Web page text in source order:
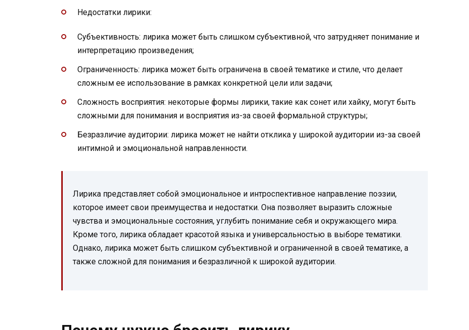
Недостатки лирики:
Субъективность: лирика может быть слишком субъективной, что затрудняет понимание и
интерпретацию произведения;
Ограниченность: лирика может быть ограничена в своей тематике и стиле, что делает
сложным ее использование в рамках конкретной цели или задачи;
Сложность восприятия: некоторые формы лирики, такие как сонет или хайку, могут быть
сложными для понимания и восприятия из-за своей формальной структуры;
Безразличие аудитории: лирика может не найти отклика у широкой аудитории из-за своей
интимной и эмоциональной направленности.
Лирика представляет собой эмоциональное и интроспективное направление поэзии,
которое имеет свои преимущества и недостатки. Она позволяет выразить сложные
чувства и эмоциональные состояния, углубить понимание себя и окружающего мира.
Кроме того, лирика обладает красотой языка и универсальностью в выборе тематики.
Однако, лирика может быть слишком субъективной и ограниченной в своей тематике, а
также сложной для понимания и безразличной к широкой аудитории.